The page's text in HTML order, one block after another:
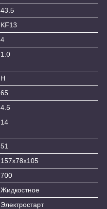
43.5
KF13
4
1.0
H
65
4.5
14
51
157x78x105
700
Жидкостное
Электростарт